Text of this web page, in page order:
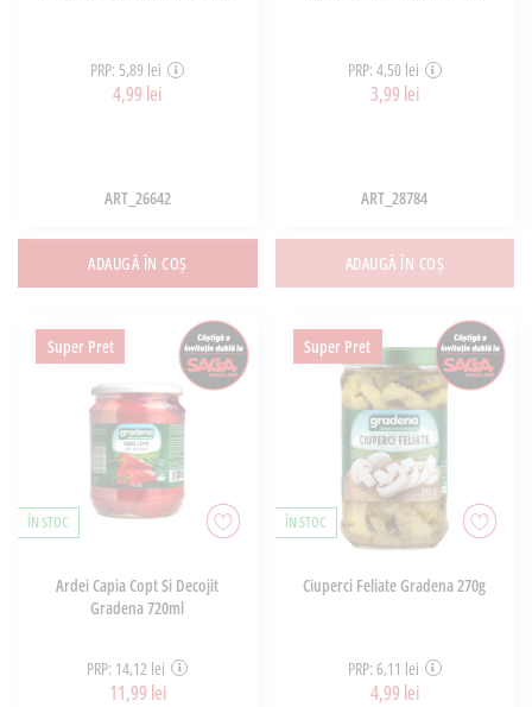
PRP: 5,89 lei
4,99 lei
ART_26642
ADAUGĂ ÎN COȘ
PRP: 4,50 lei
3,99 lei
ART_28784
ADAUGĂ ÎN COȘ
Super Pret
ÎN STOC
Ardei Capia Copt Si Decojit
Gradena 720ml
PRP: 14,12 lei
11,99 lei
Super Pret
ÎN STOC
Ciuperci Feliate Gradena 270g
PRP: 6,11 lei
4,99 lei